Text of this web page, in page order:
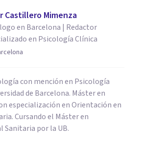
Castillero Mimenza
en Barcelona | Redactor
en Psicología Clínica
con mención en Psicología
de Barcelona. Máster en
especialización en Orientación en
Cursando el Máster en
Sanitaria por la UB.